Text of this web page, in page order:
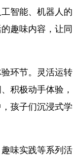
智能、机器人的
趣味内容，让同
环节。灵活运转
积极动手体验，
孩子们沉浸式学
味实践等系列活